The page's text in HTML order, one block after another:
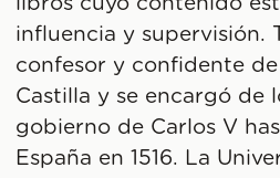
influencia y supervisión.
confesor y confidente
Castilla y se encargó de
gobierno de Carlos V
España en 1516. La